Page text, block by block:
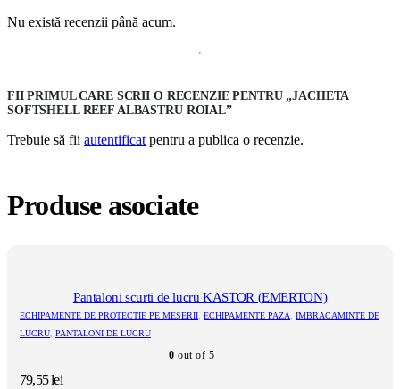
Nu există recenzii până acum.
FII PRIMUL CARE SCRII O RECENZIE PENTRU „JACHETA
SOFTSHELL REEF ALBASTRU ROIAL”
Trebuie să fii autentificat pentru a publica o recenzie.
Produse asociate
Pantaloni scurti de lucru KASTOR (EMERTON)
ECHIPAMENTE DE PROTECTIE PE MESERII, ECHIPAMENTE PAZA, IMBRACAMINTE DE
LUCRU, PANTALONI DE LUCRU
0 out of 5
79,55lei